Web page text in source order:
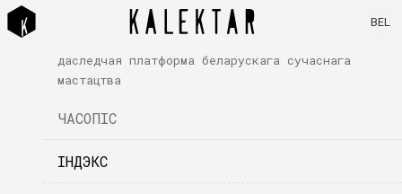
даследчая платформа беларускага сучаснага
мастацтва
ЧАСОПІС
ІНДЭКС
BEL